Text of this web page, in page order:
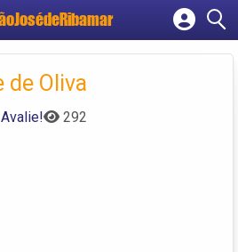
Cadastrar empresa
Criar conta
de Oliva
Avalie! 292